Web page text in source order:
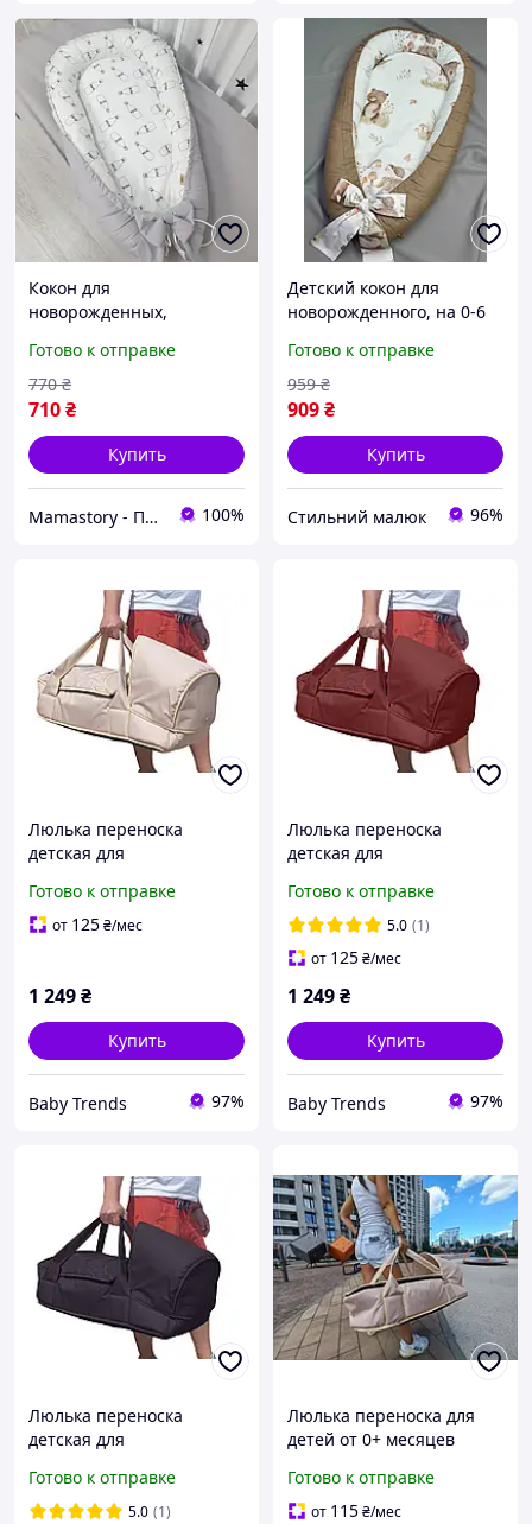
Кокон для
новорожденных,
для малыша +
Ортопедическая подушка
в подарок!
Готово к отправке
710₴
770 ₴
Купить
Mamastory - Подушки для беременных, конверты, коконы для новооожденных 100%
Детский кокон для
новорожденного, на 0-6
Готово к отправке
909₴
959 ₴
Купить
Стильний малюк 96%
Люлька переноска
детская для
путешествий в дорогу с
твердым дном Бежевая
Готово к отправке
от 125₴/мес
1 249₴
Купить
Baby Trends 97%
Люлька переноска
детская для
выписку с твердым дном
Шоколадная
Готово к отправке
5.0 (1)
от 125₴/мес
1 249₴
Купить
Baby Trends 97%
Люлька переноска
детская для
выписки с твердым дном
Черная
Готово к отправке
5.0 (1)
Люлька переноска для
детей от 0+ месяцев
дном бежевая
Готово к отправке
от 115₴/мес